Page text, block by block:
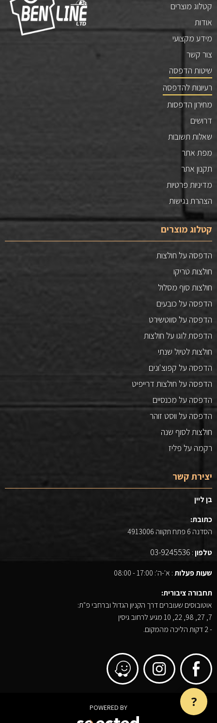
קטלוג מוצרים
אודות
מידע מקצועי
צור קשר
שיטות הדפסה
רעיונות להדפסה
מחירון הדפסות
דרושים
שאלות תשובות
מפת אתר
תקנון אתר
מדיניות פרטיות
הצהרת נגישות
קטלוג מוצרים
הדפסה על חולצות
חולצות טריקו
חולצות סוף מסלול
הדפסה על כובעים
הדפסה על סווטשירט
הדפסת לוגו על חולצות
חולצות לטיול שנתי
הדפסה על קפוצ'ונים
הדפסה על חולצות דרייפיט
הדפסה על מכנסיים
הדפסה על ווסט זוהר
חולצות לסוף שנה
רקמה על פליז
יצירת קשר
בן ליין
כתובת:
הסדנה 6 פתח תקווה 4913006
טלפון:
03-9245536
שעות פעלות: א'-ה': 17:00 - 08:00
תחבורה ציבורית:
אוטובוסים שעוברים דרך הקניון הגדול וברחבי פ"ת:
7, 27, 98, 22, 10 מגיע לרחוב גיסין
- 2 דקות הליכה מהמקום.
POWERED BY ?